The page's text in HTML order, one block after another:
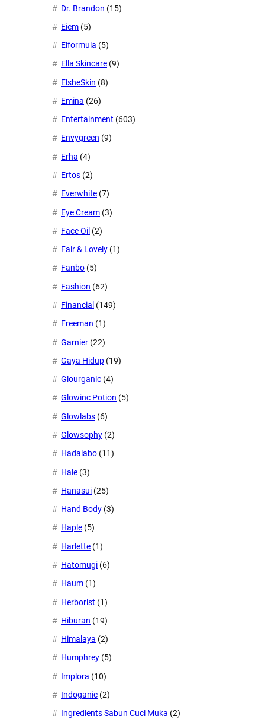
Dr. Brandon (15)
Eiem (5)
Elformula (5)
Ella Skincare (9)
ElsheSkin (8)
Emina (26)
Entertainment (603)
Envygreen (9)
Erha (4)
Ertos (2)
Everwhite (7)
Eye Cream (3)
Face Oil (2)
Fair & Lovely (1)
Fanbo (5)
Fashion (62)
Financial (149)
Freeman (1)
Garnier (22)
Gaya Hidup (19)
Glourganic (4)
Glowinc Potion (5)
Glowlabs (6)
Glowsophy (2)
Hadalabo (11)
Hale (3)
Hanasui (25)
Hand Body (3)
Haple (5)
Harlette (1)
Hatomugi (6)
Haum (1)
Herborist (1)
Hiburan (19)
Himalaya (2)
Humphrey (5)
Implora (10)
Indoganic (2)
Ingredients Sabun Cuci Muka (2)